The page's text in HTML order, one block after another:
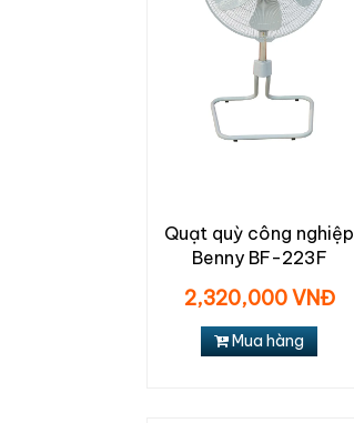
Quạt quỳ công nghiệp
Benny BF-223F
2,320,000 VNĐ
Mua hàng